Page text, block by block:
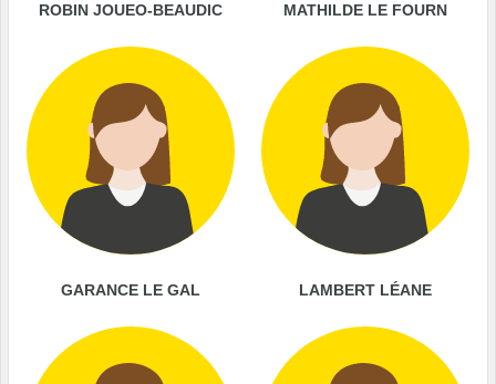
ROBIN JOUEO-BEAUDIC MATHILDE LE FOURN
GARANCE LE GAL LAMBERT LÉANE